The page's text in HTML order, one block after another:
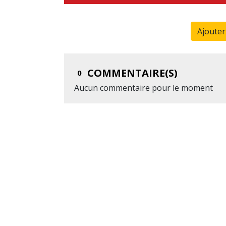
0 COMMENTAIRE(S)
Aucun commentaire pour le moment